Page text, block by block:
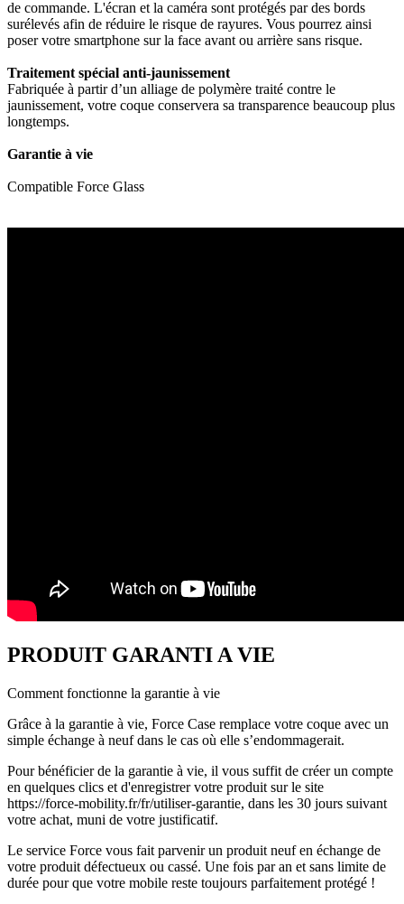
de commande. L'écran et la caméra sont protégés par des bords
surélevés afin de réduire le risque de rayures. Vous pourrez ainsi
poser votre smartphone sur la face avant ou arrière sans risque.
Traitement spécial anti-jaunissement
Fabriquée à partir d’un alliage de polymère traité contre le
jaunissement, votre coque conservera sa transparence beaucoup plus
longtemps.
Garantie à vie
Compatible Force Glass
PRODUIT GARANTI A VIE
Comment fonctionne la garantie à vie
Grâce à la garantie à vie, Force Case remplace votre coque avec un
simple échange à neuf dans le cas où elle s’endommagerait.
Pour bénéficier de la garantie à vie, il vous suffit de créer un compte
en quelques clics et d'enregistrer votre produit sur le site
https://force-mobility.fr/fr/utiliser-garantie, dans les 30 jours suivant
votre achat, muni de votre justificatif.
Le service Force vous fait parvenir un produit neuf en échange de
votre produit défectueux ou cassé. Une fois par an et sans limite de
durée pour que votre mobile reste toujours parfaitement protégé !